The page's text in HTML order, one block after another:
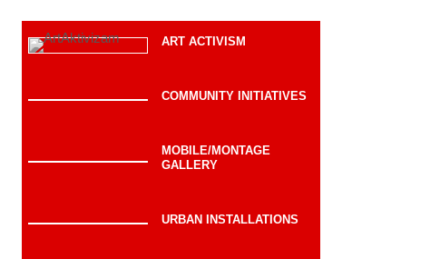
ART ACTIVISM
COMMUNITY INITIATIVES
MOBILE/MONTAGE
GALLERY
URBAN INSTALLATIONS